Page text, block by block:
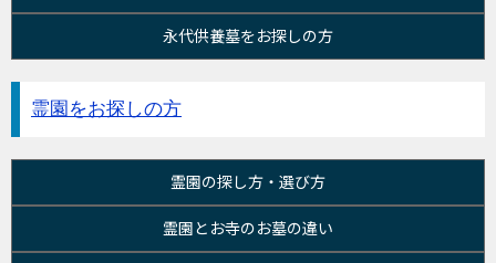
永代供養墓をお探しの方
霊園をお探しの方
霊園の探し方・選び方
霊園とお寺のお墓の違い